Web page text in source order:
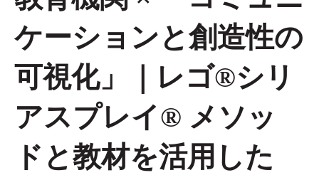
ケーションと創造性の
可視化」｜レゴ®シリ
アスプレイ® メソッ
ドと教材を活用した